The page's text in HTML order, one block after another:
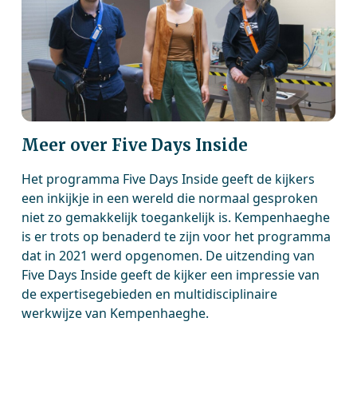
Meer over Five Days Inside
Het programma Five Days Inside geeft de kijkers
een inkijkje in een wereld die normaal gesproken
niet zo gemakkelijk toegankelijk is. Kempenhaeghe
is er trots op benaderd te zijn voor het programma
dat in 2021 werd opgenomen. De uitzending van
Five Days Inside geeft de kijker een impressie van
de expertisegebieden en multidisciplinaire
werkwijze van Kempenhaeghe.